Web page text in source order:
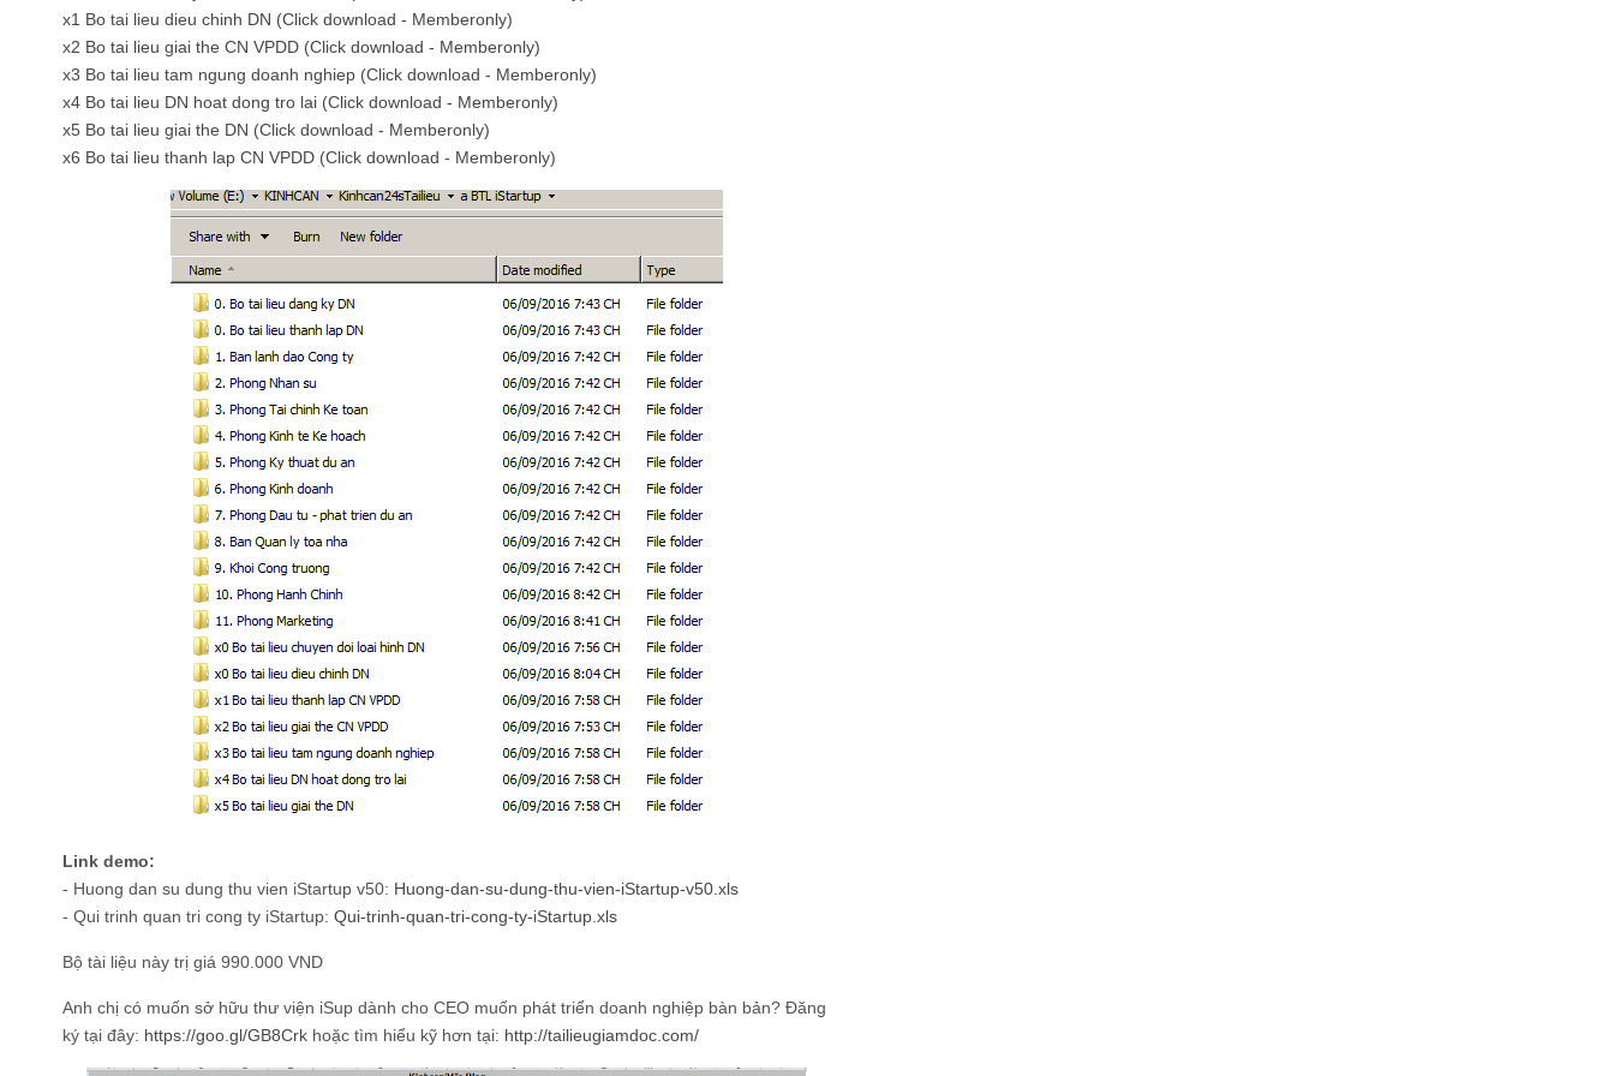
x1 Bo tai lieu dieu chinh DN (Click download - Memberonly)
x2 Bo tai lieu giai the CN VPDD (Click download - Memberonly)
x3 Bo tai lieu tam ngung doanh nghiep (Click download - Memberonly)
x4 Bo tai lieu DN hoat dong tro lai (Click download - Memberonly)
x5 Bo tai lieu giai the DN (Click download - Memberonly)
x6 Bo tai lieu thanh lap CN VPDD (Click download - Memberonly)
Link demo:
- Huong dan su dung thu vien iStartup v50: Huong-dan-su-dung-thu-vien-iStartup-v50.xls
- Qui trinh quan tri cong ty iStartup: Qui-trinh-quan-tri-cong-ty-iStartup.xls
Bộ tài liệu này trị giá 990.000 VND
Anh chị có muốn sở hữu thư viện iSup dành cho CEO muốn phát triển doanh nghiệp bàn bản? Đăng
ký tại đây: https://goo.gl/GB8Crk hoặc tìm hiểu kỹ hơn tại: http://tailieugiamdoc.com/